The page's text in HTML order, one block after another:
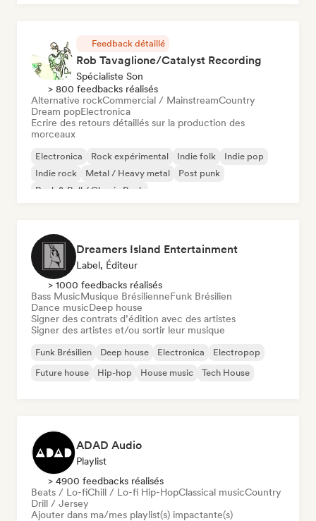
Feedback détaillé
Rob Tavaglione/Catalyst Recording
Spécialiste Son
> 800 feedbacks réalisés
Alternative rockCommercial / MainstreamCountry
Dream popElectronica
Ecrire des retours détaillés sur la production des
morceaux
Electronica Rock expérimental Indie folk
Indie pop
Indie rock
Metal / Heavy metal
Post punk
Rock & Roll / Classic Rock
Dreamers Island Entertainment
Label, Éditeur
> 1000 feedbacks réalisés
Bass MusicMusique BrésilienneFunk Brésilien
Dance musicDeep house
Signer des contrats d’édition avec des artistes
Signer des artistes et/ou sortir leur musique
Funk Brésilien Deep house Electronica
Electropop
Future house
Hip-hop House music Tech House
ADAD Audio
Playlist
> 4900 feedbacks réalisés
Beats / Lo-fiChill / Lo-fi Hip-HopClassical musicCountry
Drill / Jersey
Ajouter dans ma/mes playlist(s) impactante(s)